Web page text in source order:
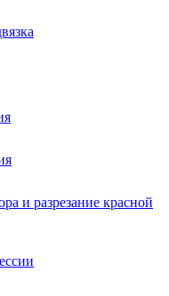
и разрезание красной